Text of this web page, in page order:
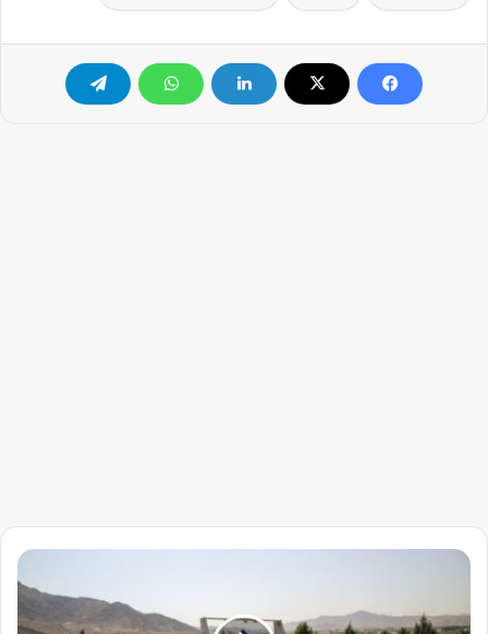
تسريبات
تفاصيل